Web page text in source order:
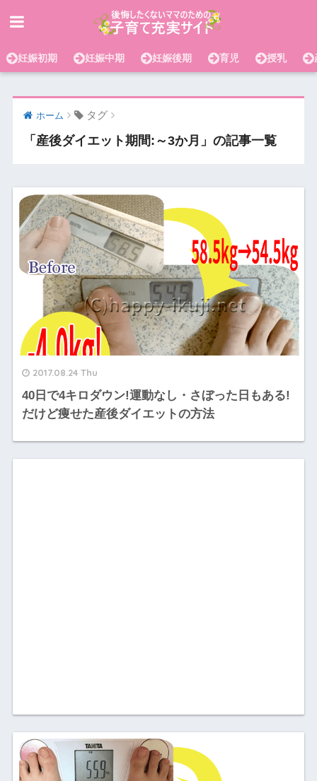
妊娠初期 妊娠中期 妊娠後期 育児 授乳
ホーム タグ
「産後ダイエット期間:～3か月」の記事一覧
2017.08.24 Thu
40日で4キロダウン!運動なし・さぼった日もある!
だけど痩せた産後ダイエットの方法